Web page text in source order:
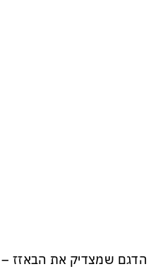
הדגם שמצדיק את הבאזז – iPhone Air